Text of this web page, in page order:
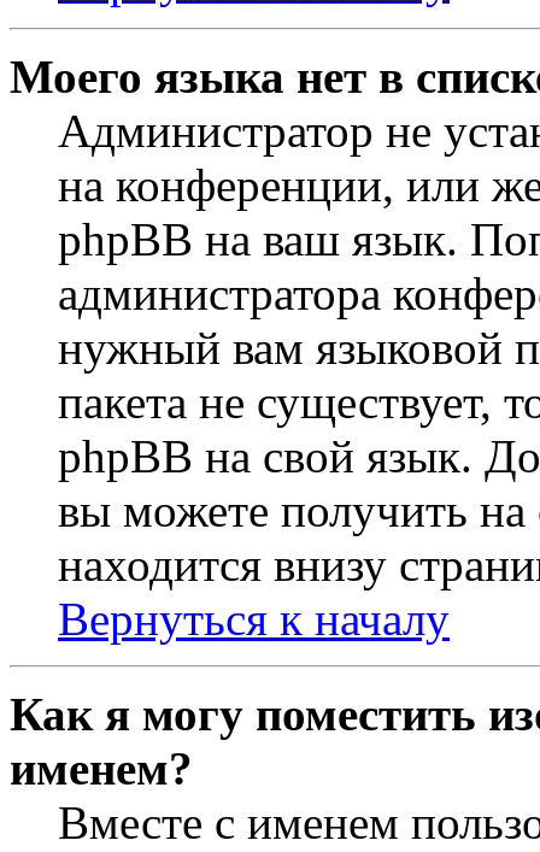
Моего языка нет в
Администратор не
на конференции, или
phpBB на ваш язык.
администратора
нужный вам языковой
пакета не существует,
phpBB на свой язык.
вы можете получить на
находится внизу
Вернуться к началу
Как я могу поместить
именем?
Вместе с именем